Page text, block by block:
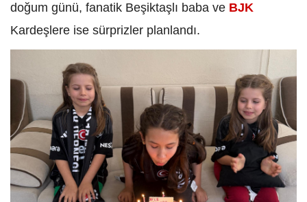
doğum günü, fanatik Beşiktaşlı baba ve BJK
Kardeşlere ise sürprizler planlandı.